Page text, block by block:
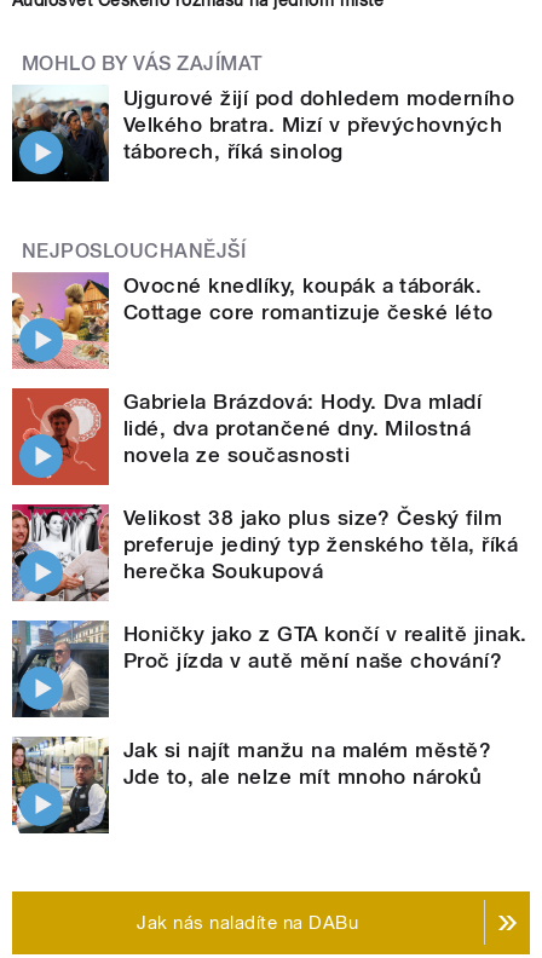
MOHLO BY VÁS ZAJÍMAT
Ujgurové žijí pod dohledem moderního
Velkého bratra. Mizí v převýchovných
táborech, říká sinolog
NEJPOSLOUCHANĚJŠÍ
Ovocné knedlíky, koupák a táborák.
Cottage core romantizuje české léto
Gabriela Brázdová: Hody. Dva mladí
lidé, dva protančené dny. Milostná
novela ze současnosti
Velikost 38 jako plus size? Český film
preferuje jediný typ ženského těla, říká
herečka Soukupová
Honičky jako z GTA končí v realitě jinak.
Proč jízda v autě mění naše chování?
Jak si najít manžu na malém městě?
Jde to, ale nelze mít mnoho nároků
Jak nás naladíte na DABu